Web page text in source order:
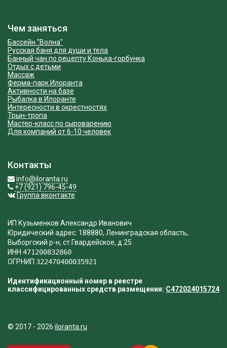
Чем заняться
Бассейн "Волна"
Русская баня для души и тела
Банный чан по рецепту Конька-горбунка
Отдых с детьми
Массаж
Ферма-парк Илоранта
Активности на базе
Рыбалка в Илоранте
Интересности в окрестностях
Трын-тропа
Мастер-класс по сыроварению
Для компаний от 6-10 человек
Контакты
info@iloranta.ru
+7 (921) 796-45-49
Группа вконтакте
ИП Кузьменков Александр Иванович
Юридический адрес: 188880, Ленинградская область,
Выборгский р-н, ст.Гвардейское, д.25
ИНН 471200832860
ОГРНИП 322470400035921
Идентификационный номер в реестре
классифицированных средств размещения: С472024015724
© 2017 - 2026 iloranta.ru